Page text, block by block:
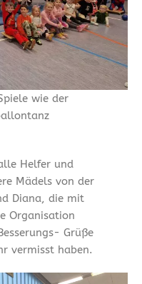
wie der
Helfer und
Mädels von der
Diana, die mit
Organisation
Grüße
vermisst haben.